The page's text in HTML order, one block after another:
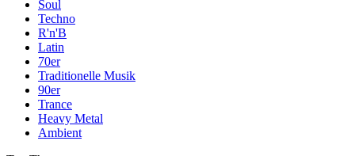
Soul
Techno
R'n'B
Latin
70er
Traditionelle Musik
90er
Trance
Heavy Metal
Ambient